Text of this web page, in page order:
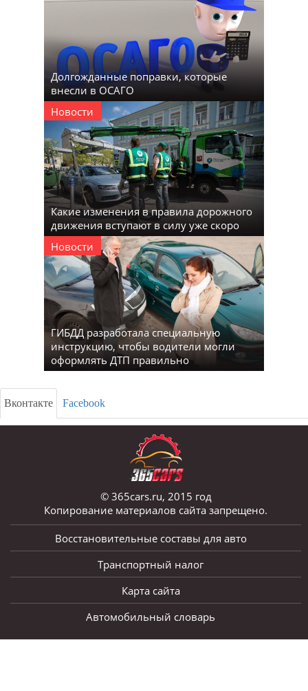
Долгожданные поправки, которые
внесли в ОСАГО
Новости
Какие изменения в правила дорожного
движения вступают в силу уже скоро
Новости
ГИБДД разработала специальную
инструкцию, чтобы водители могли
оформлять ДТП правильно
Вконтакте Facebook
© 365cars.ru, 2015 год
Копирование материалов сайта запрещено.
Восстановительные составы для авто
Транспортный налог
Карта сайта
Автомобильный словарь